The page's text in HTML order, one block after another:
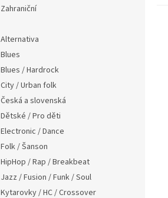
Zahraniční
Alternativa
Blues
Blues / Hardrock
City / Urban folk
Česká a slovenská
Dětské / Pro děti
Electronic / Dance
Folk / Šanson
HipHop / Rap / Breakbeat
Jazz / Fusion / Funk / Soul
Kytarovky / HC / Crossover